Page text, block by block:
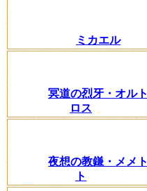
ミカエル
冥道の烈牙・オルト
ロス
夜想の教鎌・メメト
ト